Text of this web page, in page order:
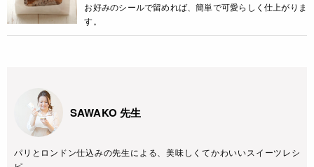
お好みのシールで留めれば、簡単で可愛らしく仕上がりま
す。
SAWAKO 先生
パリとロンドン仕込みの先生による、美味しくてかわいいスイーツレシ